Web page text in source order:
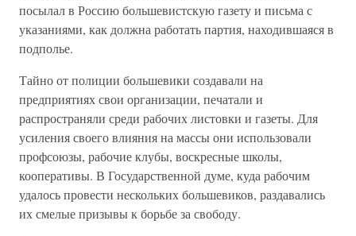
посылал в Россию большевистскую газету и письма с
указаниями, как должна работать партия, находившаяся в
подполье.
Тайно от полиции большевики создавали на
предприятиях свои организации, печатали и
распространяли среди рабочих листовки и газеты. Для
усиления своего влияния на массы они использовали
профсоюзы, рабочие клубы, воскресные школы,
кооперативы. В Государственной думе, куда рабочим
удалось провести нескольких большевиков, раздавались
их смелые призывы к борьбе за свободу.